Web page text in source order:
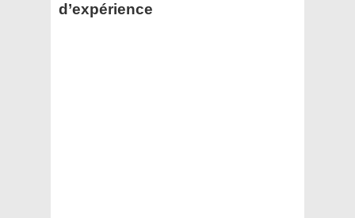
d’expérience